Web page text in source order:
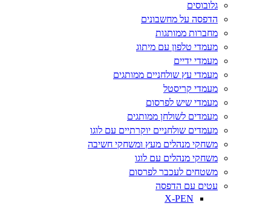
גלובוסים
הדפסה על מחשבונים
מחברות ממותגות
מעמדי טלפון עם מיתוג
מעמדי ידיים
מעמדי עץ שולחניים ממותגים
מעמדי קריסטל
מעמדי שיש לפרסום
מעמדים לשולחן ממותגים
מעמדים שולחניים יוקרתיים עם לוגו
משחקי מנהלים מעץ ומשחקי חשיבה
משחקי מנהלים עם לוגו
משטחים לעכבר לפרסום
עטים עם הדפסה
X-PEN